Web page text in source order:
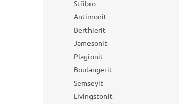
Stříbro
Antimonit
Berthierit
Jamesonit
Plagionit
Boulangerit
Semseyit
Livingstonit